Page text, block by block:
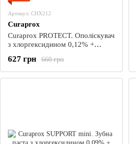
Артикул: CHX212
Curaprox
Curaprox PROTECT. Ополіскувач
з хлоргексидином 0,12% +
660 грн
627 грн